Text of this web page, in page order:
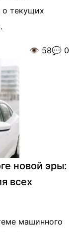
о текущих
👁️ 58💬 0
новой эры:
всех
машинного